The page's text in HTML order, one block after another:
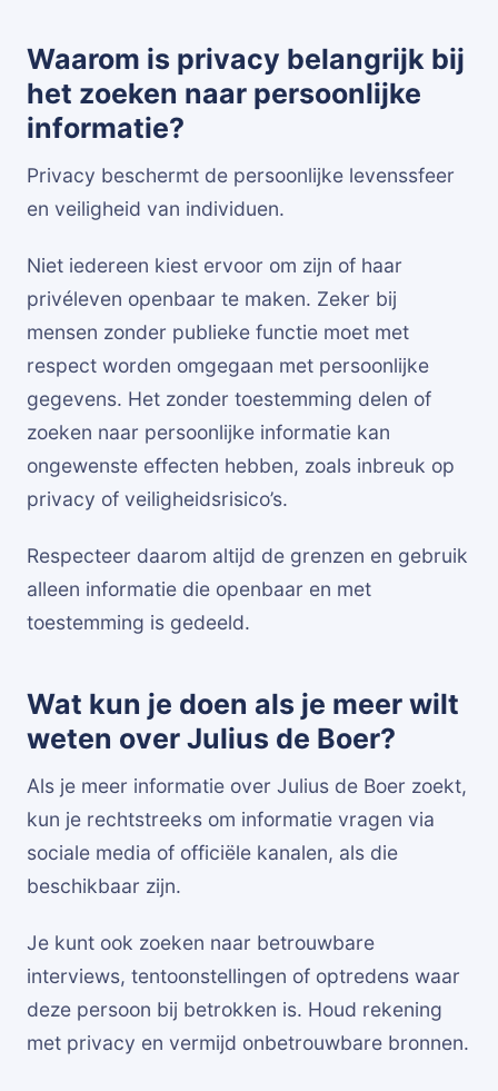
Waarom is privacy belangrijk bij
het zoeken naar persoonlijke
informatie?
Privacy beschermt de persoonlijke levenssfeer
en veiligheid van individuen.
Niet iedereen kiest ervoor om zijn of haar
privéleven openbaar te maken. Zeker bij
mensen zonder publieke functie moet met
respect worden omgegaan met persoonlijke
gegevens. Het zonder toestemming delen of
zoeken naar persoonlijke informatie kan
ongewenste effecten hebben, zoals inbreuk op
privacy of veiligheidsrisico’s.
Respecteer daarom altijd de grenzen en gebruik
alleen informatie die openbaar en met
toestemming is gedeeld.
Wat kun je doen als je meer wilt
weten over Julius de Boer?
Als je meer informatie over Julius de Boer zoekt,
kun je rechtstreeks om informatie vragen via
sociale media of officiële kanalen, als die
beschikbaar zijn.
Je kunt ook zoeken naar betrouwbare
interviews, tentoonstellingen of optredens waar
deze persoon bij betrokken is. Houd rekening
met privacy en vermijd onbetrouwbare bronnen.